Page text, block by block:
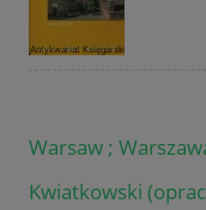
Warsaw ;
Kwiatkowski